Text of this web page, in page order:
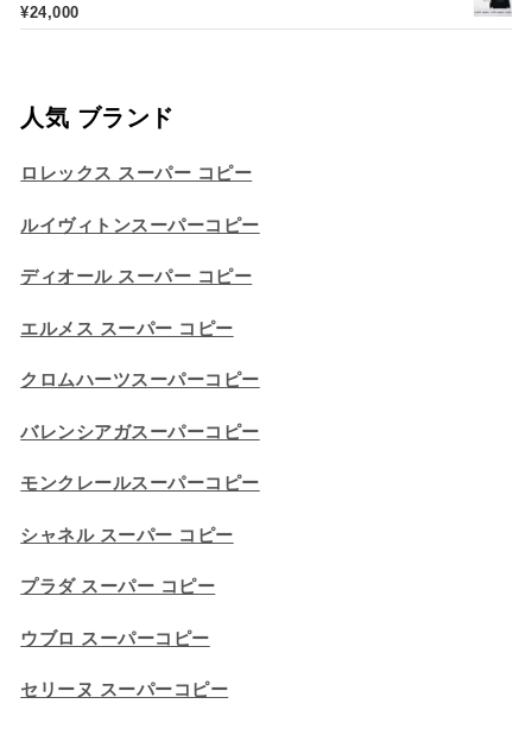
¥24,000
人気 ブランド
ロレックス スーパー コピー
ルイヴィトンスーパーコピー
ディオール スーパー コピー
エルメス スーパー コピー
クロムハーツスーパーコピー
バレンシアガスーパーコピー
モンクレールスーパーコピー
シャネル スーパー コピー
プラダ スーパー コピー
ウブロ スーパーコピー
セリーヌ スーパーコピー​